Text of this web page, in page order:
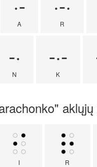
A R
-·
N
-·-
K
I R